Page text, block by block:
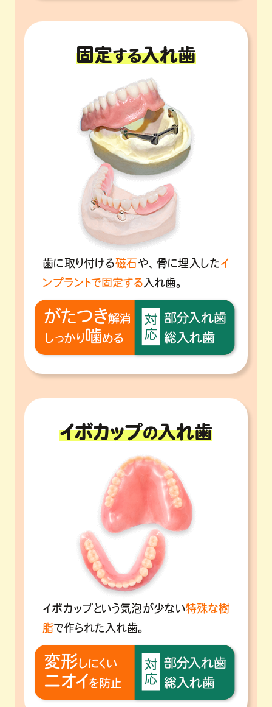
固定する入れ歯
歯に取り付ける磁石 や、骨に埋入したイ
ンプラントで固定する 入れ歯。
イボカップの入れ歯
イボカップという気泡が少ない特殊な樹
脂で作られた入れ歯。